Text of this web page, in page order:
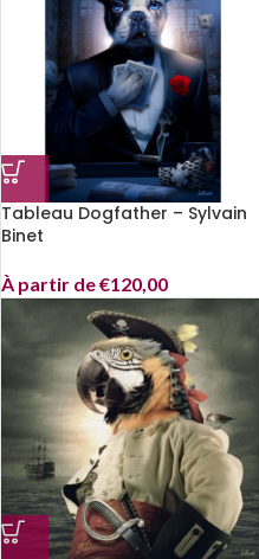
Tableau Dogfather – Sylvain
Binet
À partir de€120,00